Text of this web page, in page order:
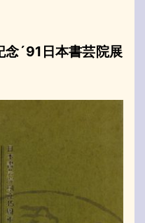
´91日本書芸院展